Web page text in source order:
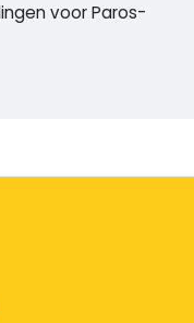
voor Paros-